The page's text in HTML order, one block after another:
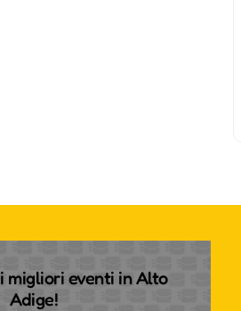
migliori eventi in Alto
Adige!